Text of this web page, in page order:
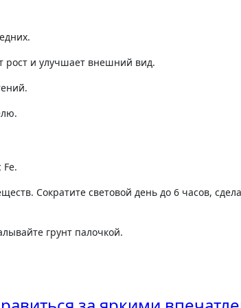
рост и улучшает внешний вид.
Сократите световой день до 6 часов,
грунт палочкой.